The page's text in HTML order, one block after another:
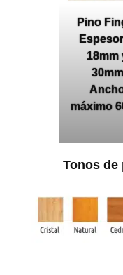
Pino
18mm
30mm
máximo
Tonos